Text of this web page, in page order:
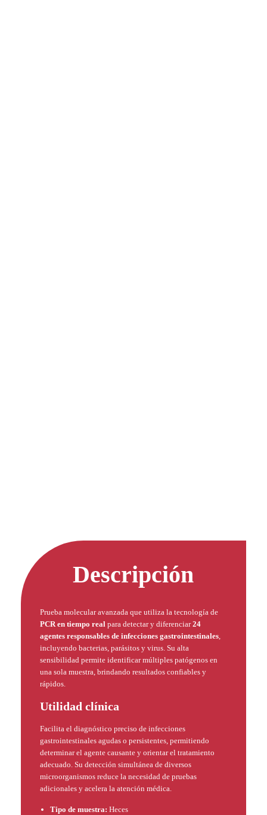
Descripción
Prueba molecular avanzada que utiliza la tecnología de
PCR en tiempo real para detectar y diferenciar24
agentes responsables de infecciones gastrointestinales,
incluyendo bacterias, parásitos y virus. Su alta
sensibilidad permite identificar múltiples patógenos en
una sola muestra, brindando resultados confiables y
rápidos.
Utilidad clínica
Facilita el diagnóstico preciso de infecciones
gastrointestinales agudas o persistentes, permitiendo
determinar el agente causante y orientar el tratamiento
adecuado. Su detección simultánea de diversos
microorganismos reduce la necesidad de pruebas
adicionales y acelera la atención médica.
Tipo de muestra: Heces